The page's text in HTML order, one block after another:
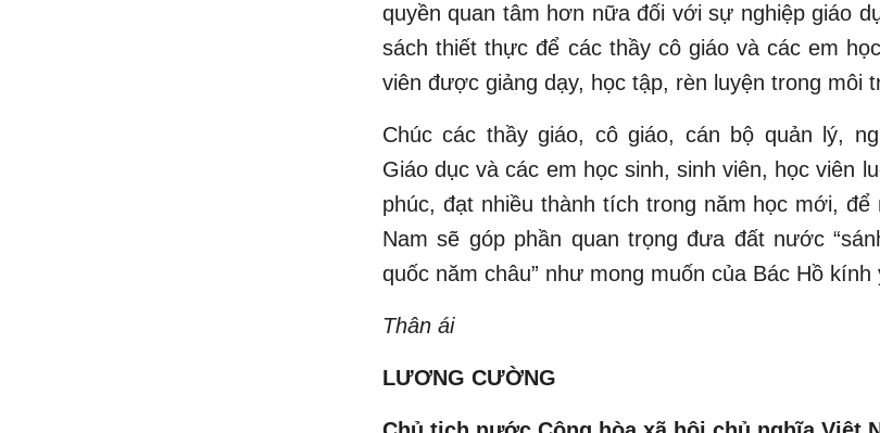
quyền quan tâm hơn nữa đối với sự nghiệp giáo
sách thiết thực để các thầy cô giáo và các em
viên được giảng dạy, học tập, rèn luyện trong môi
Chúc các thầy giáo, cô giáo, cán bộ quản lý,
Giáo dục và các em học sinh, sinh viên, học viên
phúc, đạt nhiều thành tích trong năm học mới, để
Nam sẽ góp phần quan trọng đưa đất nước
quốc năm châu” như mong muốn của Bác Hồ kính
Thân ái
LƯƠNG CƯỜNG